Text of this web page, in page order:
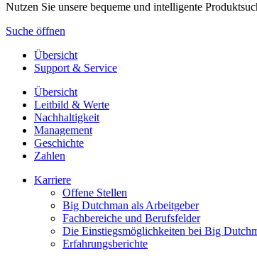
Nutzen Sie unsere bequeme und intelligente
Suche öffnen
Übersicht
Support & Service
Übersicht
Leitbild & Werte
Nachhaltigkeit
Management
Geschichte
Zahlen
Karriere
Offene Stellen
Big Dutchman als Arbeitgeber
Fachbereiche und Berufsfelder
Die Einstiegsmöglichkeiten bei Big
Erfahrungsberichte